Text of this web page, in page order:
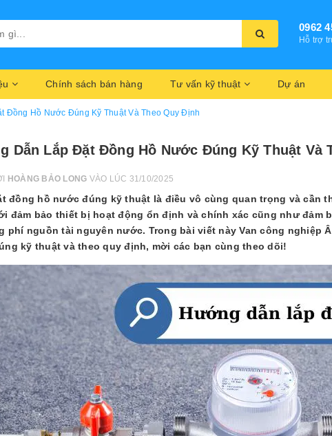
0962
Hỗ trợ
Chính sách bán hàng Tư vấn kỹ thuật Dự án
Đồng Hồ Nước Đúng Kỹ Thuật Và Theo Quy Định
Dẫn Lắp Đặt Đồng Hồ Nước Đúng Kỹ Thuật Và
HOÀNG BẢO LONG VÀO LÚC 31/10/2025
đồng hồ nước đúng kỹ thuật là điều vô cùng quan trọng và cần
đảm bảo thiết bị hoạt động ổn định và chính xác cũng như đảm
phí nguồn tài nguyên nước. Trong bài viết này Van công nghiệp
kỹ thuật và theo quy định, mời các bạn cùng theo dõi!